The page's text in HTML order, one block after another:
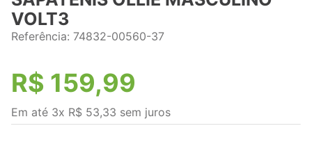
VOLT3
Referência: 74832-00560-37
R$ 159,99
Em até 3x R$ 53,33 sem juros